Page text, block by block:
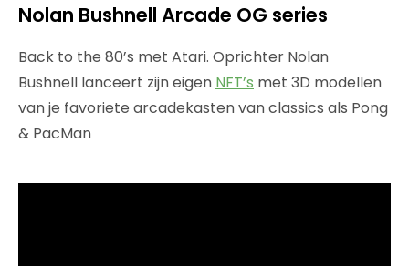
Nolan Bushnell Arcade OG series
Back to the 80’s met Atari. Oprichter Nolan
Bushnell lanceert zijn eigen NFT’s met 3D modellen
van je favoriete arcadekasten van classics als Pong
& PacMan